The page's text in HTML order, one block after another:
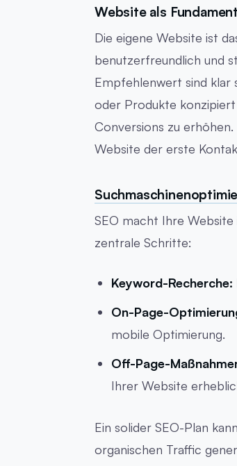
Website als Fundament
Die eigene Website ist
benutzerfreundlich und
Empfehlenwert sind klar
oder Produkte
Conversions zu
Website der erste
SEO macht Ihre
zentrale Schritte:
Keyword-Recherche:
On-Page-
mobile Optimierung.
Off-Page-
Ihrer Website
Ein solider SEO-Plan
organischen Traffic